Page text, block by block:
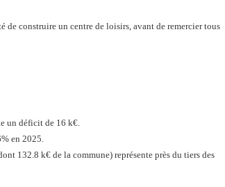
construire un centre de loisirs, avant de remercier tous
un déficit de 16 k€.
en 2025.
132.8 k€ de la commune) représente près du tiers des